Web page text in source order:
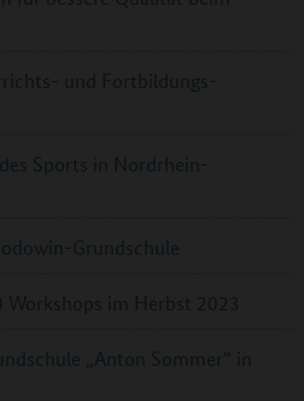
und Fortbildungs-
Sports in Nordrhein-
Grundschule
Workshops im Herbst 2023
„Anton Sommer“ in